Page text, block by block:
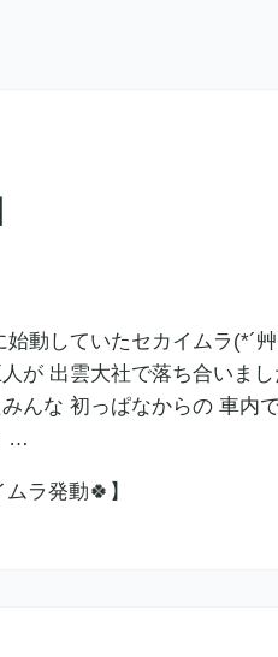
始動していたセカイムラ(*´
が 出雲大社で落ち合いま
んな 初っぱなからの 車内
…